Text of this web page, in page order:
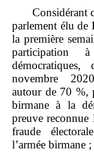
Considérant
parlement élu de
la première
participation
novembre
autour de 70 %,
birmane à la
preuve reconnue
fraude
l’armée birmane ;